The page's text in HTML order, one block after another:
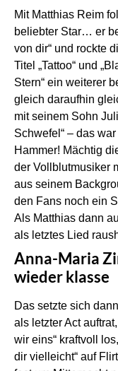
Mit Matthias Reim
beliebter Star… er
von dir“ und rockte
Titel „Tattoo“ und
Stern“ ein weiterer
gleich daraufhin
mit seinem Sohn
Schwefel“ – das
Hammer! Mächtig
der Vollblutmusiker
aus seinem
den Fans noch ein
Als Matthias dann
als letztes Lied
Anna-Maria
wieder klasse
Das setzte sich
als letzter Act
wir eins“ kraftvoll
dir vielleicht“ auf